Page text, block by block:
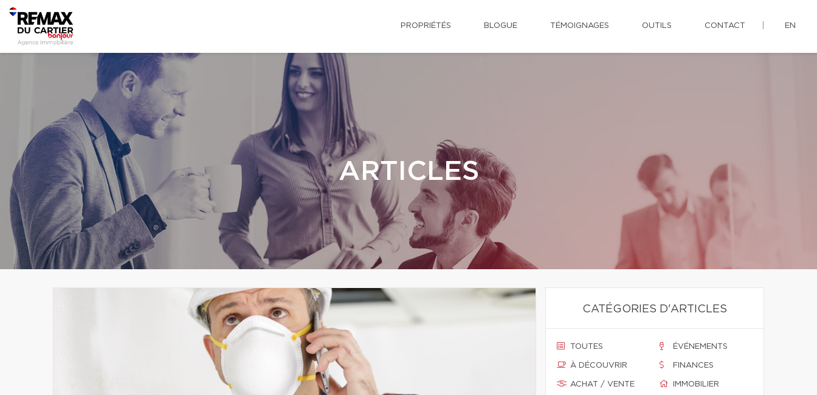
PROPRIÉTÉS BLOGUE TÉMOIGNAGES OUTILS CONTACT EN
ARTICLES
CATÉGORIES D'ARTICLES
TOUTES
À DÉCOUVRIR
ACHAT / VENTE
ÉVÉNEMENTS
FINANCES
IMMOBILIER